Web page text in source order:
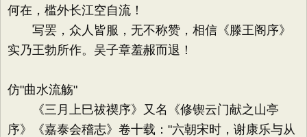
何在，槛外长江空自流！
写罢，众人皆服，无不称赞，相信《滕王阁序》
实乃王勃所作。吴子章羞赧而退！
仿"曲水流觞"
《三月上巳祓禊序》又名《修锲云门献之山亭
序》《嘉泰会稽志》卷十载："六朝宋时，谢康乐与从